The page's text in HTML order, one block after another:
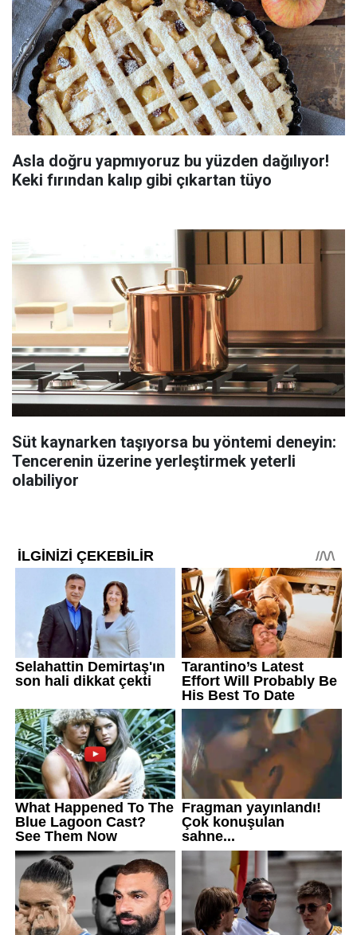
Asla doğru yapmıyoruz bu yüzden dağılıyor!
Keki fırından kalıp gibi çıkartan tüyo
Süt kaynarken taşıyorsa bu yöntemi deneyin:
Tencerenin üzerine yerleştirmek yeterli
olabiliyor